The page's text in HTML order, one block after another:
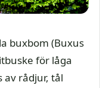
buxbom (Buxus
för låga
av rådjur, tål